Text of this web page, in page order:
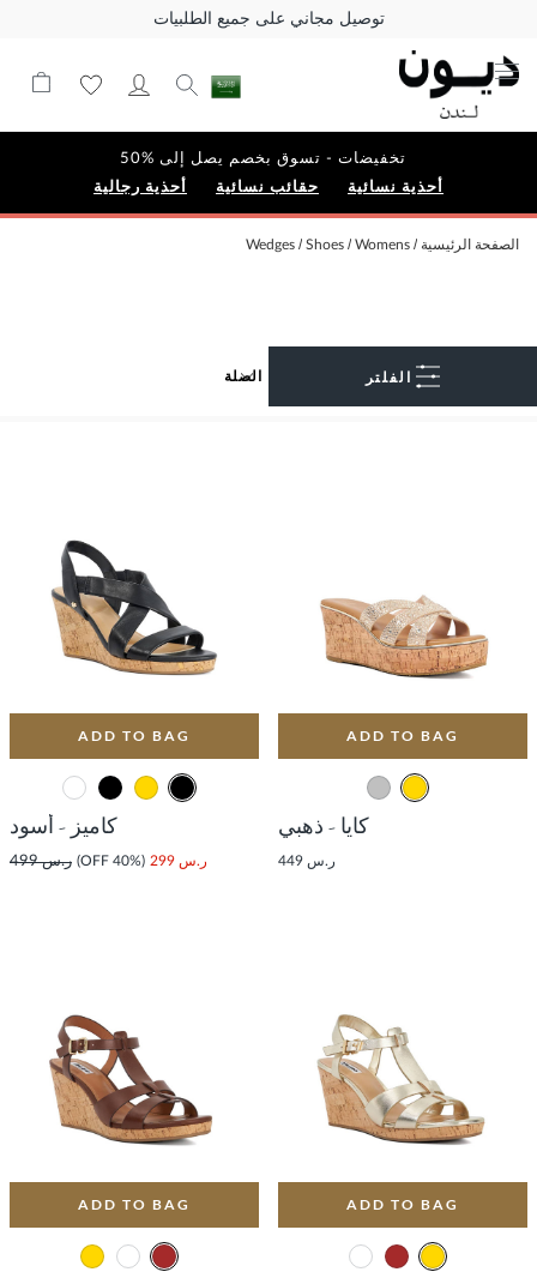
توصيل مجاني على جميع الطلبيات
تخفيضات - تسوق بخصم يصل إلى %50
أحذية نسائية حقائب نسائية أحذية رجالية
الصفحة الرئيسية Womens
Shoes
Wedges
الفلتر
ADD TO BAG
كايا - ذهبي
ر.س 449
ADD TO BAG
كاميز - أسود
ر.س 299 (40% OFF) ر.س 499
ADD TO BAG
ADD TO BAG